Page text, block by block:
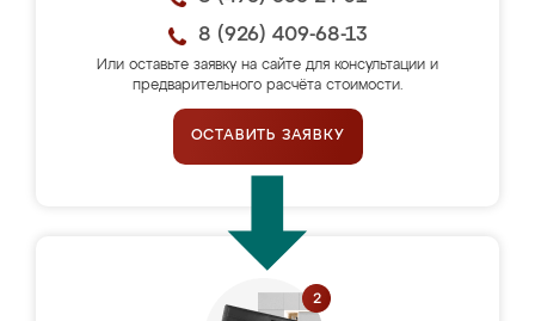
8 (926) 409-68-13
Или оставьте заявку на сайте для консультации и
предварительного расчёта стоимости.
ОСТАВИТЬ ЗАЯВКУ